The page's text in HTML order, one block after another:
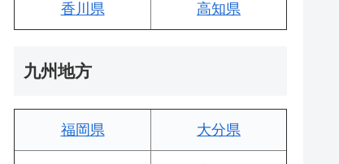
香川県 高知県
九州地方
福岡県 大分県